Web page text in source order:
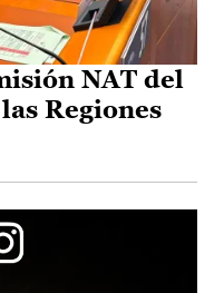
NAT del
Regiones